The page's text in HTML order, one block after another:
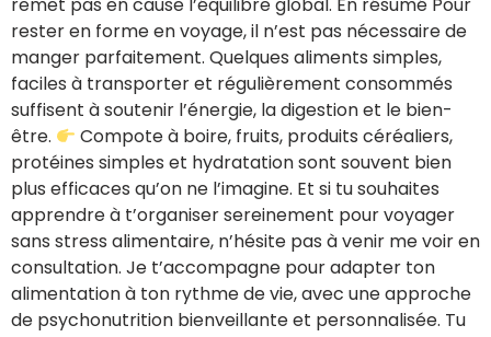
remet pas en cause l’équilibre global. En résumé Pour
rester en forme en voyage, il n’est pas nécessaire de
manger parfaitement. Quelques aliments simples,
faciles à transporter et régulièrement consommés
suffisent à soutenir l’énergie, la digestion et le bien-
être.
Compote à boire, fruits, produits céréaliers,
protéines simples et hydratation sont souvent bien
plus efficaces qu’on ne l’imagine. Et si tu souhaites
apprendre à t’organiser sereinement pour voyager
sans stress alimentaire, n’hésite pas à venir me voir en
consultation. Je t’accompagne pour adapter ton
alimentation à ton rythme de vie, avec une approche
de psychonutrition bienveillante et personnalisée. Tu